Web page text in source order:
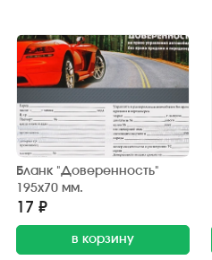
Бланк "Доверенность"
195х70 мм.
17 ₽
в корзину